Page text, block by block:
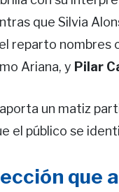
que Silvia
reparto nombres
Ariana, y Pilar
un matiz
el público se
que